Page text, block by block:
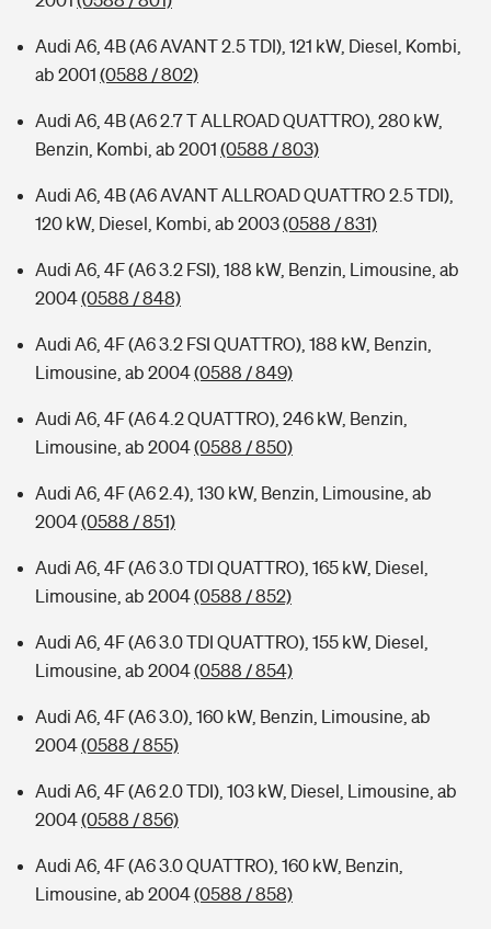
Audi A6, 4B (A6 AVANT 2.5 TDI), 121 kW, Diesel, Kombi,
ab 2001 (0588 / 802)
Audi A6, 4B (A6 2.7 T ALLROAD QUATTRO), 280 kW,
Benzin, Kombi, ab 2001 (0588 / 803)
Audi A6, 4B (A6 AVANT ALLROAD QUATTRO 2.5 TDI),
120 kW, Diesel, Kombi, ab 2003(0588 / 831)
Audi A6, 4F (A6 3.2 FSI), 188 kW, Benzin, Limousine, ab
2004(0588 / 848)
Audi A6, 4F (A6 3.2 FSI QUATTRO), 188 kW, Benzin,
Limousine, ab 2004(0588 / 849)
Audi A6, 4F (A6 4.2 QUATTRO), 246 kW, Benzin,
Limousine, ab 2004(0588 / 850)
Audi A6, 4F (A6 2.4), 130 kW, Benzin, Limousine, ab
2004(0588 / 851)
Audi A6, 4F (A6 3.0 TDI QUATTRO), 165 kW, Diesel,
Limousine, ab 2004(0588 / 852)
Audi A6, 4F (A6 3.0 TDI QUATTRO), 155 kW, Diesel,
Limousine, ab 2004(0588 / 854)
Audi A6, 4F (A6 3.0), 160 kW, Benzin, Limousine, ab
2004(0588 / 855)
Audi A6, 4F (A6 2.0 TDI), 103 kW, Diesel, Limousine, ab
2004(0588 / 856)
Audi A6, 4F (A6 3.0 QUATTRO), 160 kW, Benzin,
Limousine, ab 2004(0588 / 858)